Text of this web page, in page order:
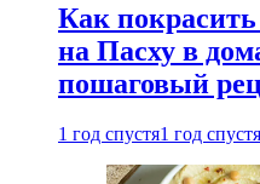
Как
на Пасху в
пошаговый
1 год спустя1 год спустя